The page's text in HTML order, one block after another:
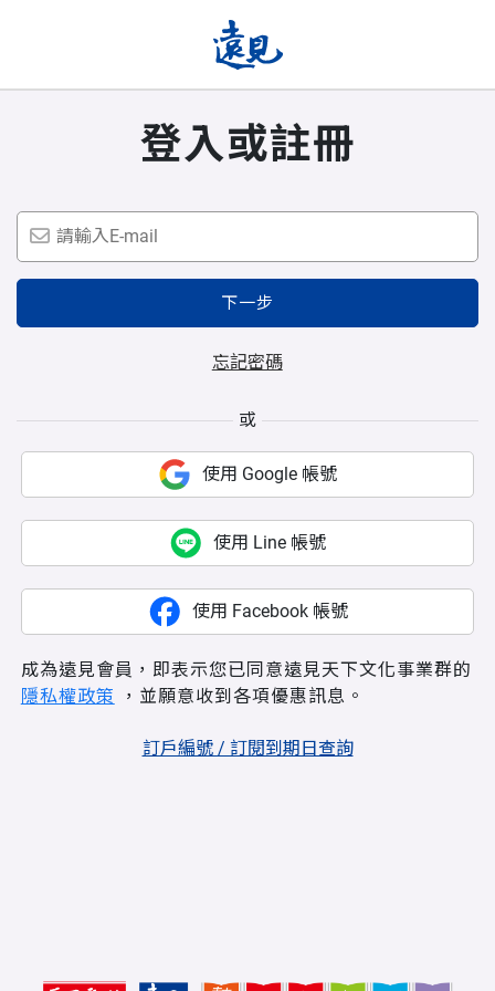
登入或註冊
下一步
忘記密碼
或
使用 Google 帳號
使用 Line 帳號
使用 Facebook 帳號
成為遠見會員，即表示您已同意遠見天下文化事業群的
隱私權政策 ，並願意收到各項優惠訊息。
訂戶編號 / 訂閱到期日查詢